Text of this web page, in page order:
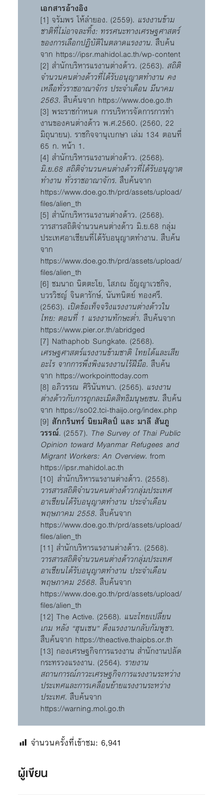
เอกสารอ้างอิง
[1] จรัมพร โห้ลำยอง. (2559). แรงงานข้าม
ชาติที่ไม่อาจละทิ้ง: ทรรศนะทางเศรษฐศาสตร์
ของการเลือกปฏิบัติในตลาดแรงงาน.สืบค้น
จาก https://ipsr.mahidol.ac.th/wp-content
[2] สำนักบริหารแรงานต่างด้าว. (2563). สถิติ
จำนวนคนต่างด้าวที่ได้รับอนุญาตทำงาน คง
เหลือทั่วราชอาณาจักร ประจำเดือน มีนาคม
2563.สืบค้นจาก https://www.doe.go.th
[3] พระราชกําหนด การบริหารจัดการการทํา
งานของคนต่างด้าว พ.ศ.2560. (2560, 22
มิถุนายน). ราชกิจจานุเบกษา เล่ม 134 ตอนที่
65 ก. หน้า 1.
[4] สำนักบริหารแรงานต่างด้าว. (2568).
มิ.ย.68 สถิติจำนวนคนต่างด้าวที่ได้รับอนุญาต
ทำงาน ทั่วราชอาณาจักร.สืบค้นจาก
https://www.doe.go.th/prd/assets/upload/
files/alien_th
[5] สำนักบริหารแรงานต่างด้าว. (2568).
วารสารสถิติจำนวนคนต่างด้าว มิ.ย.68 กลุ่ม
ประเทศอาเซียนที่ได้รับอนุญาตทำงาน.สืบค้น
จาก
https://www.doe.go.th/prd/assets/upload/
files/alien_th
[6] ชมนาถ นิตตะโย, โสภณ ธัญญาเวชกิจ,
บวรวิชญ์ จินดารักษ์, นันทนิตย์ ทองศรี.
(2563). เปิดข้อเท็จจริงแรงงานต่างด้าวใน
ไทย: ตอนที่ 1 แรงงานทักษะต่ำ.สืบค้นจาก
https://www.pier.or.th/abridged
[7] Nathaphob Sungkate. (2568).
เศรษฐศาสตร์แรงงานข้ามชาติ ไทยได้และเสีย
อะไร จากการพึ่งพิงแรงงานไร้ฝีมือ.สืบค้น
จาก https://workpointtoday.com
[8] อภิวรรณ ศิรินันทนา. (2565). แรงงาน
ต่างด้าวกับการถูกละเมิดสิทธิมนุษยชน.สืบค้น
จาก https://so02.tci-thaijo.org/index.php
[9] สักกรินทร์ นิยมศิลป์ และ มาลี สันภู
วรรณ์. (2557). The Survey of Thai Public
Opinion toward Myanmar Refugees and
Migrant Workers: An Overview.from
https://ipsr.mahidol.ac.th
[10] สำนักบริหารแรงานต่างด้าว. (2558).
วารสารสถิติจำนวนคนต่างด้าวกลุ่มประเทศ
อาเซียนได้รับอนุญาตทำงาน ประจำเดือน
พฤษภาคม 2558.สืบค้นจาก
https://www.doe.go.th/prd/assets/upload/
files/alien_th
[11] สำนักบริหารแรงานต่างด้าว. (2568).
วารสารสถิติจำนวนคนต่างด้าวกลุ่มประเทศ
อาเซียนได้รับอนุญาตทำงาน ประจำเดือน
พฤษภาคม 2568.สืบค้นจาก
https://www.doe.go.th/prd/assets/upload/
files/alien_th
[12] The Active. (2568). แนะไทยเปลี่ยน
เกม หลัง “ฮุนเซน” ดึงแรงงานกลับกัมพูชา.
สืบค้นจาก https://theactive.thaipbs.or.th
[13] กองเศรษฐกิจการแรงงาน สำนักงานปลัด
กระทรวงแรงงาน. (2564). รายงาน
สถานการณ์ภาวะเศรษฐกิจการแรงงานระหว่าง
ประเทศและการเคลื่อนย้ายแรงงานระหว่าง
ประเทศ.สืบค้นจาก
https://warning.mol.go.th
จำนวนครั้งที่เข้าชม: 6,941
ผู้เขียน